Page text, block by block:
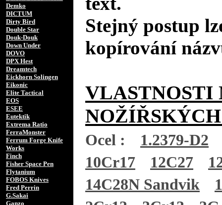
Demko
DICTUM
Dirty Bird
Double Star
Douk-Douk
Down Under
DOVO
DPX Hest
Dreamtech
Eickhorn Solingen
Eikonic
Elite Tactical
EOS
ESEE
Eutektik
Extrema Ratio
FerraMonster
Ferrum Forge Knife
Works
Finch
Fisher Space Pen
Flytanium
FOBOS Knives
Fred Perrin
G.Sakai
Ganzo
Stejný postup
kopírování
VLASTNOSTI
Ocel :
1.2379-D2
10Cr17
12C27
14C28N Sandvik